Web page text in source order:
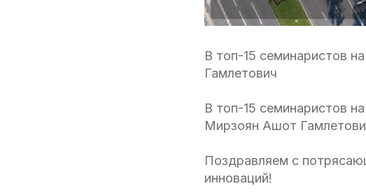
В топ-15 семинаристов
Гамлетович
В топ-15 семинаристов
Мирзоян Ашот
Поздравляем с
инноваций!